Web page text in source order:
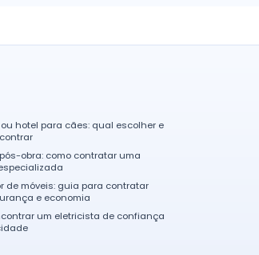
ou hotel para cães: qual escolher e
obra: como contratar uma
de móveis: guia para contratar
e economia
um eletricista de confiança